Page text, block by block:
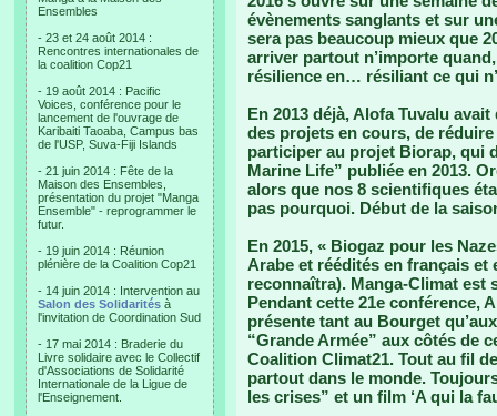
Ensembles
- 23 et 24 août 2014 :
Rencontres internationales de
la coalition Cop21
- 19 août 2014 : Pacific
Voices, conférence pour le
lancement de l'ouvrage de
Karibaiti Taoaba, Campus bas
de l'USP, Suva-Fiji Islands
- 21 juin 2014 : Fête de la
Maison des Ensembles,
présentation du projet "Manga
Ensemble" - reprogrammer le
futur.
- 19 juin 2014 : Réunion
plénière de la Coalition Cop21
- 14 juin 2014 : Intervention au
Salon des Solidarités à
l'invitation de Coordination Sud
- 17 mai 2014 : Braderie du
Livre solidaire avec le Collectif
d'Associations de Solidarité
Internationale de la Ligue de
l'Enseignement.
évènements sanglants et sur
sera pas beaucoup mieux que
arriver partout n’importe
résilience en… résiliant ce qui
En 2013 déjà, Alofa Tuvalu
des projets en cours, de
participer au projet Biorap, qui
Marine Life” publiée en 2013.
alors que nos 8 scientifiques
pas pourquoi. Début de la
En 2015, « Biogaz pour les
Arabe et réédités en français et
reconnaîtra). Manga-Climat est
Pendant cette 21e conférence,
présente tant au Bourget
“Grande Armée” aux côtés de
Coalition Climat21. Tout au fil
partout dans le monde.
les crises” et un film ‘A qui la